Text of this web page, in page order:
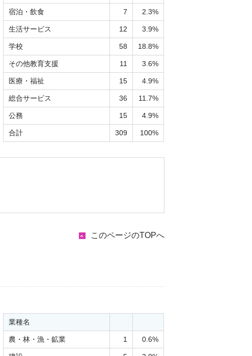
宿泊・飲食 7 2.3%
生活サービス 12 3.9%
学校 58 18.8%
その他教育支援 11 3.6%
医療・福祉 15 4.9%
総合サービス 36 11.7%
公務 15 4.9%
合計 309 100%
このページのTOPへ
業種名
農・林・漁・鉱業 1 0.6%